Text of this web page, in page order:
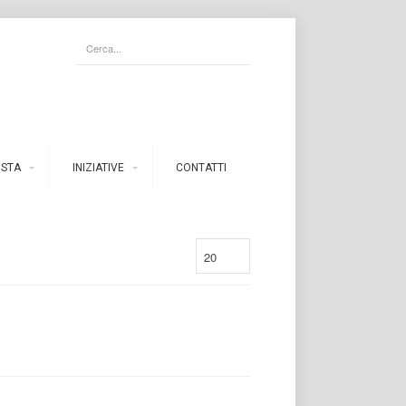
INIZIATIVE CONTATTI
20